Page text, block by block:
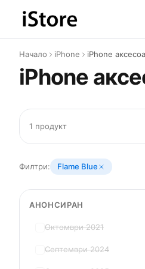
Към съдържанието
Начало iPhone iPhone
iPhone
1 продукт
Филтри: Flame Blue
АНОНСИРАН
Октомври 2021
Септември 2024